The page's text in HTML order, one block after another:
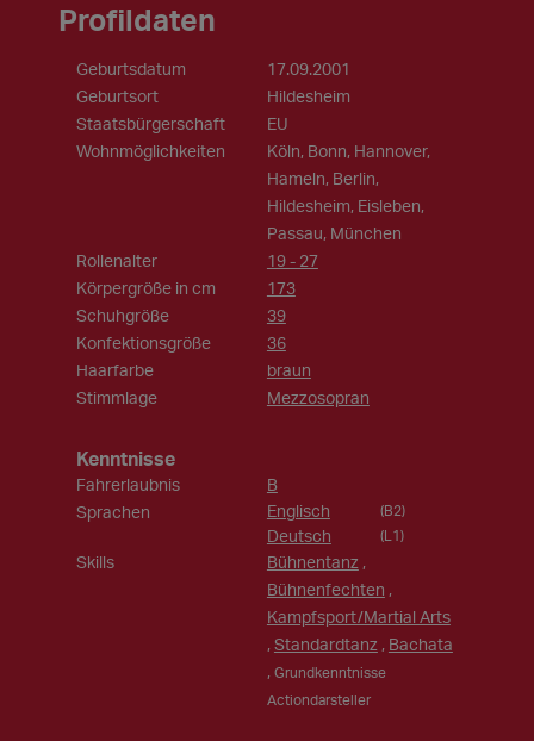
Profildaten
Geburtsdatum
17.09.2001
Geburtsort
Hildesheim
Staatsbürgerschaft
EU
Wohnmöglichkeiten
Köln, Bonn, Hannover,
Hameln, Berlin,
Hildesheim, Eisleben,
Passau, München
Rollenalter
19 - 27
Körpergröße in cm
173
Schuhgröße
39
Konfektionsgröße
36
Haarfarbe
braun
Stimmlage
Mezzosopran
Kenntnisse
Fahrerlaubnis
B
Sprachen
Englisch (B2)
Deutsch (L1)
Skills Bühnentanz ,
Bühnenfechten ,
Kampfsport/Martial Arts
,Standardtanz , Bachata
, Grundkenntnisse
Actiondarsteller